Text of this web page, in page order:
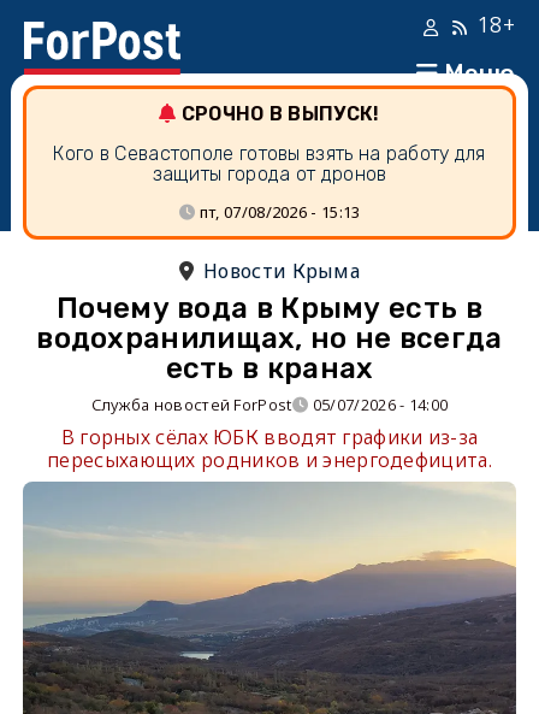
Меню
18+
СРОЧНО В ВЫПУСК!
Кого в Севастополе готовы взять на работу для
защиты города от дронов
пт, 07/08/2026 - 15:13
Новости Крыма
Почему вода в Крыму есть в
водохранилищах, но не всегда
есть в кранах
Служба новостей ForPost 05/07/2026 - 14:00
В горных сёлах ЮБК вводят графики из-за
пересыхающих родников и энергодефицита.